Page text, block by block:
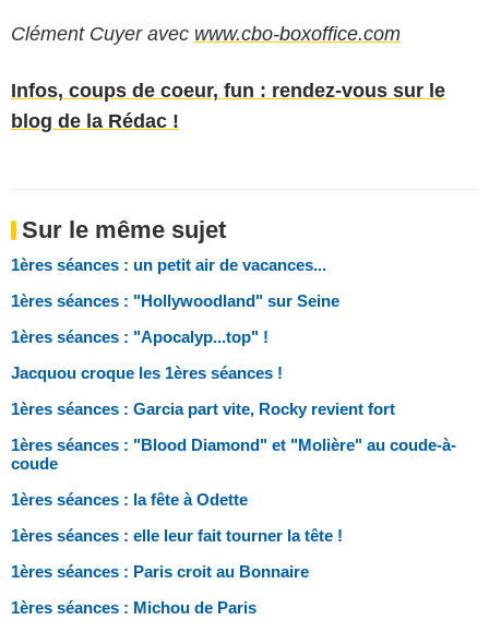
Clément Cuyer avec www.cbo-boxoffice.com
Infos, coups de coeur, fun : rendez-vous sur le
blog de la Rédac !
Sur le même sujet
1ères séances : un petit air de vacances...
1ères séances : "Hollywoodland" sur Seine
1ères séances : "Apocalyp...top" !
Jacquou croque les 1ères séances !
1ères séances : Garcia part vite, Rocky revient fort
1ères séances : "Blood Diamond" et "Molière" au coude-à-
coude
1ères séances : la fête à Odette
1ères séances : elle leur fait tourner la tête !
1ères séances : Paris croit au Bonnaire
1ères séances : Michou de Paris